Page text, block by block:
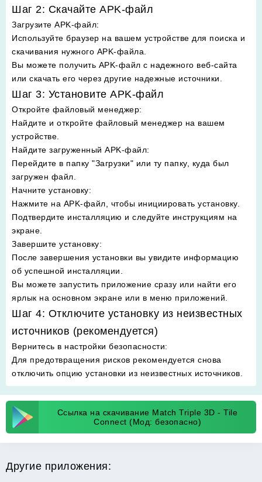
Шаг 2: Скачайте APK-файл
Загрузите APK-файл:
Используйте браузер на вашем устройстве для поиска и
скачивания нужного APK-файла.
Вы можете получить APK-файл с надежного веб-сайта
или скачать его через другие надежные источники.
Шаг 3: Установите APK-файл
Откройте файловый менеджер:
Найдите и откройте файловый менеджер на вашем
устройстве.
Найдите загруженный APK-файл:
Перейдите в папку "Загрузки" или ту папку, куда был
загружен файл.
Начните установку:
Нажмите на APK-файл, чтобы инициировать установку.
Подтвердите инсталляцию и следуйте инструкциям на
экране.
Завершите установку:
После завершения установки вы увидите информацию
об успешной инсталляции.
Вы можете запустить приложение сразу или найти его
ярлык на основном экране или в меню приложений.
Шаг 4: Отключите установку из неизвестных
источников (рекомендуется)
Вернитесь в настройки безопасности:
Для предотвращения рисков рекомендуется снова
отключить опцию установки из неизвестных источников.
Ссылка на скачивание Match Triple 3D - Tile
Connect (Мод: безопасно)
Другие приложения: